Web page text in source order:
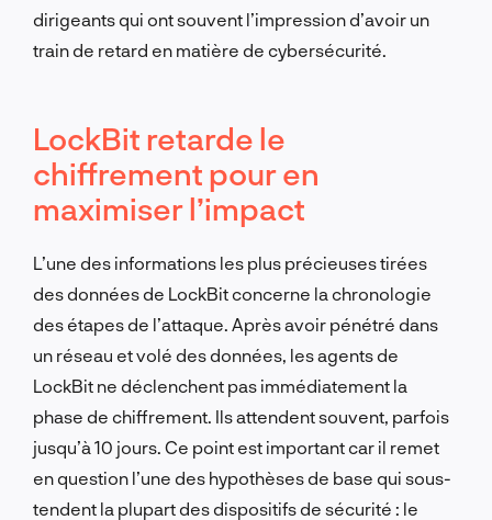
dirigeants qui ont souvent l’impression d’avoir un
train de retard en matière de cybersécurité.
LockBit retarde le
chiffrement pour en
maximiser l’impact
L’une des informations les plus précieuses tirées
des données de LockBit concerne la chronologie
des étapes de l’attaque. Après avoir pénétré dans
un réseau et volé des données, les agents de
LockBit ne déclenchent pas immédiatement la
phase de chiffrement. Ils attendent souvent, parfois
jusqu’à 10 jours. Ce point est important car il remet
en question l’une des hypothèses de base qui sous-
tendent la plupart des dispositifs de sécurité : le